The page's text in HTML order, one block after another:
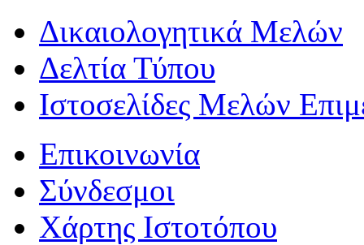
Δικαιολογητικά Μελών
Δελτία Τύπου
Ιστοσελίδες Μελών
Επικοινωνία
Σύνδεσμοι
Χάρτης Ιστοτόπου